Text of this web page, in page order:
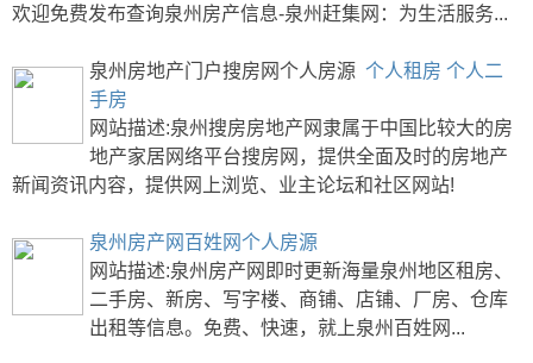
欢迎免费发布查询泉州房产信息-泉州赶集网：为生活服务...
泉州房地产门户搜房网个人房源 个人租房 个人二
手房
网站描述:泉州搜房房地产网隶属于中国比较大的房
地产家居网络平台搜房网，提供全面及时的房地产
新闻资讯内容，提供网上浏览、业主论坛和社区网站!
泉州房产网百姓网个人房源
网站描述:泉州房产网即时更新海量泉州地区租房、
二手房、新房、写字楼、商铺、店铺、厂房、仓库
出租等信息。免费、快速，就上泉州百姓网...